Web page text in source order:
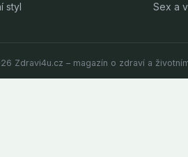
styl
Sex a
Zdravi4u.cz – magazín o zdraví a